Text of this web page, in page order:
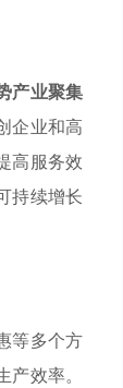
产业聚集
企业和高
高服务效
持续增长
等多个方
效率。